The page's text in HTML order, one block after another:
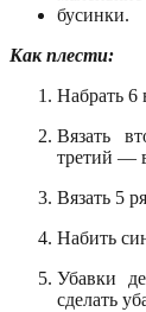
бусинки.
Как плести:
Набрать 6
Вязать
третий —
Вязать 5
Набить
Убавки
сделать